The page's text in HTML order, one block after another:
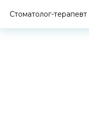
Стоматолог-терапевт